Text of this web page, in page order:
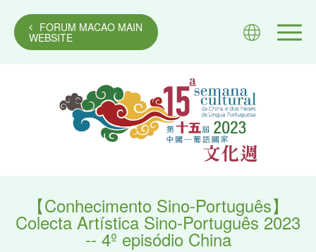
FORUM MACAO MAIN
WEBSITE
【Conhecimento Sino-Português】
Colecta Artística Sino-Português 2023
-- 4º episódio China